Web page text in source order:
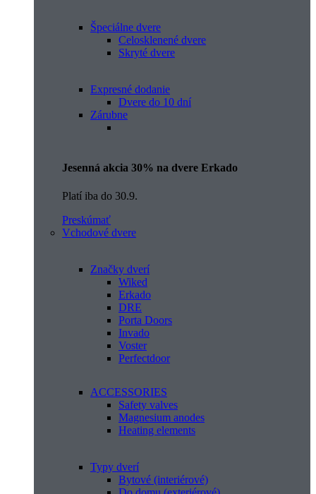
Špeciálne dvere
Celosklenené dvere
Skryté dvere
Expresné dodanie
Dvere do 10 dní
Zárubne
Jesenná akcia 30% na dvere Erkado
Platí iba do 30.9.
Preskúmať
Vchodové dvere
Značky dverí
Wiked
Erkado
DRE
Porta Doors
Invado
Voster
Perfectdoor
ACCESSORIES
Safety valves
Magnesium anodes
Heating elements
Typy dverí
Bytové (interiérové)